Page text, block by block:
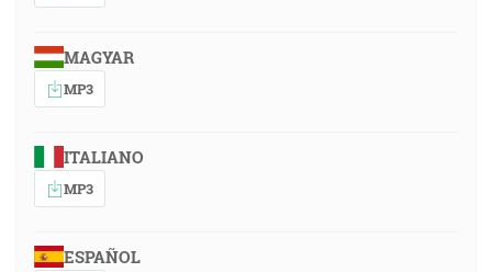
MAGYAR
MP3
ITALIANO
MP3
ESPAÑOL